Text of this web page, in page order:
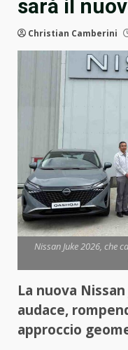
sarà il
Christian Camberini
Nissan Juke 2026, che
La nuova
audace,
approccio